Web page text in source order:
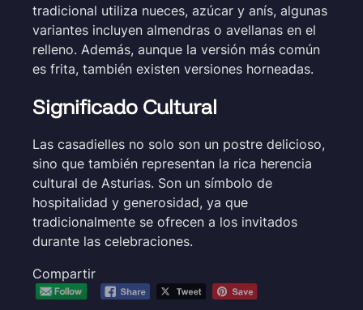
tradicional utiliza nueces, azúcar y anís, algunas
variantes incluyen almendras o avellanas en el
relleno. Además, aunque la versión más común
es frita, también existen versiones horneadas.
Significado Cultural
Las casadielles no solo son un postre delicioso,
sino que también representan la rica herencia
cultural de Asturias. Son un símbolo de
hospitalidad y generosidad, ya que
tradicionalmente se ofrecen a los invitados
durante las celebraciones.
Compartir